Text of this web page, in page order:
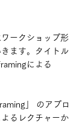
ークショップ形
ます。タイトル
による
」 のアプロ
るレクチャーか